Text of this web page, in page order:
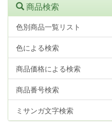
商品検索
色別商品一覧リスト
色による検索
商品価格による検索
商品番号検索
ミサンガ文字検索